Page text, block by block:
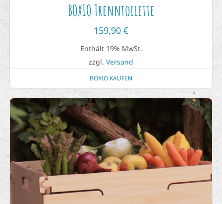
BOXIO Trenntoilette
159,90 €
Enthält 19% MwSt.
zzgl. Versand
BOXIO KAUFEN